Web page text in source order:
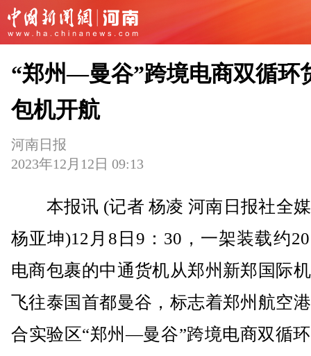
“郑州—曼谷”跨境电商双循环
包机开航
河南日报
2023年12月12日 09:13
本报讯 (记者 杨凌 河南日报社全
杨亚坤)12月8日9：30，一架装载约
电商包裹的中通货机从郑州新郑国际
飞往泰国首都曼谷，标志着郑州航空
合实验区“郑州—曼谷”跨境电商双循